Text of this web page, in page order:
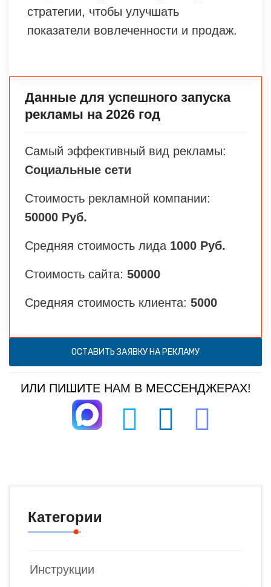
стратегии, чтобы улучшать
показатели вовлеченности и продаж.
Данные для успешного запуска
рекламы на 2026 год
Самый эффективный вид рекламы:
Социальные сети
Стоимость рекламной компании:
50000 Руб.
Средняя стоимость лида 1000 Руб.
Стоимость сайта: 50000
Средняя стоимость клиента: 5000
ОСТАВИТЬ ЗАЯВКУ НА РЕКЛАМУ
ИЛИ ПИШИТЕ НАМ В МЕССЕНДЖЕРАХ!
Категории
Инструкции